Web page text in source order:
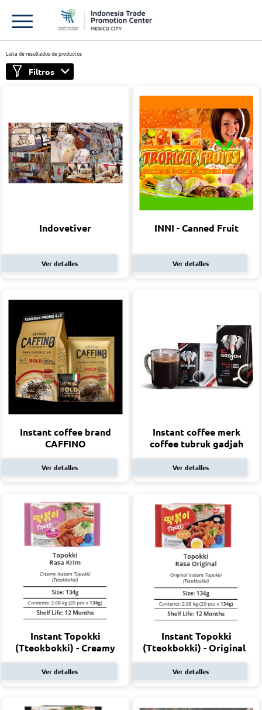
Lista de resultados de productos
Filtros
Indovetiver
Ver detalles
INNI - Canned Fruit
Ver detalles
Instant coffee brand
CAFFINO
Ver detalles
Instant coffee merk
coffee tubruk gadjah
Ver detalles
Instant Topokki
(Tteokbokki) - Creamy
Ver detalles
Instant Topokki
(Tteokbokki) - Original
Ver detalles